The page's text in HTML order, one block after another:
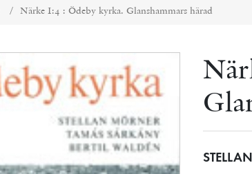
/ Närke I:4 : Ödeby kyrka. Glanshammars härad